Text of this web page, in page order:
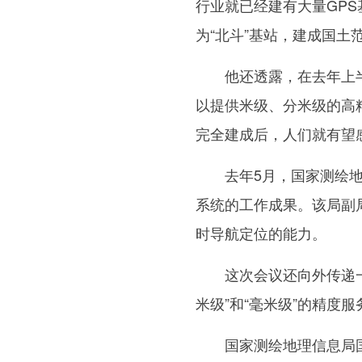
行业就已经建有大量
为“北斗”基站，建成国土
他还透露，在去年上
以提供米级、分米级的
完全建成后，人们就有
去年5月，国家测绘地
系统的工作成果。该局
时导航定位的能力。
这次会议还向外传递一
米级”和“毫米级”的精度
国家测绘地理信息局